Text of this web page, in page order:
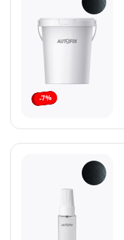
-7%